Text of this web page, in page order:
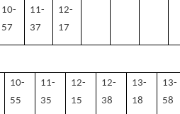
10-
57
11-
37
12-
17
10-
55
11-
35
12-
15
12-
38
13-
18
13-
58